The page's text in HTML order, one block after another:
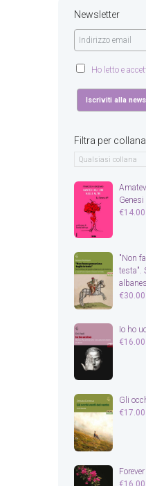
Newsletter
Ho letto e
Filtra per collana
€14.00
"Non
testa".
€30.00
Io ho
€16.00
Gli
€17.00
Forever
€16.00